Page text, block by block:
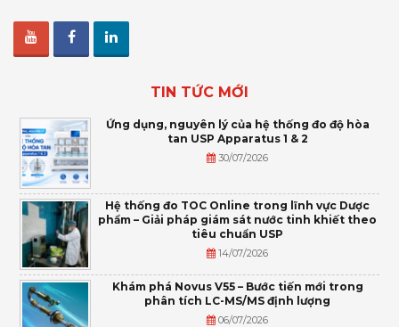
TIN TỨC MỚI
Ứng dụng, nguyên lý của hệ thống đo độ hòa
tan USP Apparatus 1 & 2
30/07/2026
Hệ thống đo TOC Online trong lĩnh vực Dược
phẩm – Giải pháp giám sát nước tinh khiết theo
tiêu chuẩn USP
14/07/2026
Khám phá Novus V55 – Bước tiến mới trong
phân tích LC-MS/MS định lượng
06/07/2026